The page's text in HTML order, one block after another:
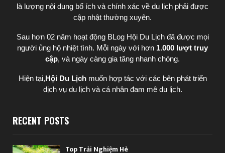
là lượng nội dung bổ ích và chính xác về du lịch phải được
cập nhật thường xuyên.
Sau hơn 02 năm hoạt động BLog Hội Du Lịch đã được mọi
người ủng hộ nhiệt tình. Mỗi ngày với hơn 1.000 lượt truy
cập, và ngày càng gia tăng nhanh chóng.
Hiện tại,Hội Du Lịch muốn hợp tác với các bên phát triển
dịch vụ du lịch và cá nhân đam mê du lịch.
RECENT POSTS
Top Trải Nghiệm Hè